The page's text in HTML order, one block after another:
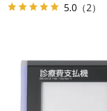
5.0 （2）